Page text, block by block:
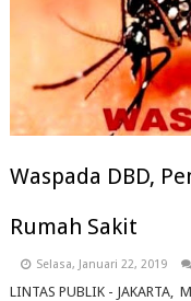
Waspada DBD,
Rumah Sakit
Selasa, Januari 22, 2019
LINTAS PUBLIK -